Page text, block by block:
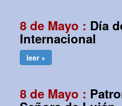
8 de Mayo : Día
Internacional
leer +
8 de Mayo :